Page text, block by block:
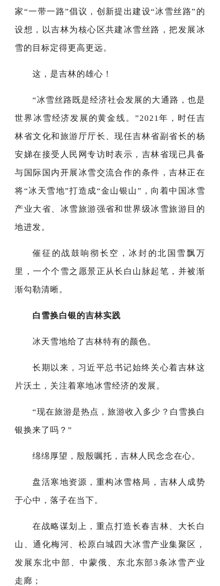
家“一带一路”倡议，创新提出建设“冰雪丝路”的
设想，以吉林为核心区共建冰雪丝路，把发展冰
雪的目标定得更高更远。
这，是吉林的雄心！
“冰雪丝路既是经济社会发展的大通路，也是
世界冰雪经济发展的黄金线。”2021年，时任吉
林省文化和旅游厅厅长、现任吉林省副省长的杨
安娣在接受人民网专访时表示，吉林省现已具备
与国际国内开展冰雪交流合作的条件，吉林正在
将“冰天雪地”打造成“金山银山”，向着中国冰雪
产业大省、冰雪旅游强省和世界级冰雪旅游目的
地进发。
催征的战鼓响彻长空，冰封的北国雪飘万
里，一个个雪之愿景正从长白山脉起笔，并被渐
渐勾勒清晰。
白雪换白银的吉林实践
冰天雪地给了吉林特有的颜色。
长期以来，习近平总书记始终关心着吉林这
片沃土，关注着寒地冰雪经济的发展。
“现在旅游是热点，旅游收入多少？白雪换白
银换来了吗？”
绵绵厚望，殷殷嘱托，吉林人民念念在心。
盘活寒地资源，重构冰雪格局，吉林人成势
于心中，落子在当下。
在战略谋划上，重点打造长春吉林、大长白
山、通化梅河、松原白城四大冰雪产业集聚区，
发展东北中部、中蒙俄、东北东部3条冰雪产业
走廊；